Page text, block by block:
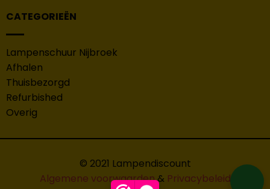
CATEGORIEËN
Lampenschuur Nijbroek
Afhalen
Thuisbezorgd
Refurbished
Overig
© 2021 Lampendiscount
Algemene voorwaarden& Privacybeleid